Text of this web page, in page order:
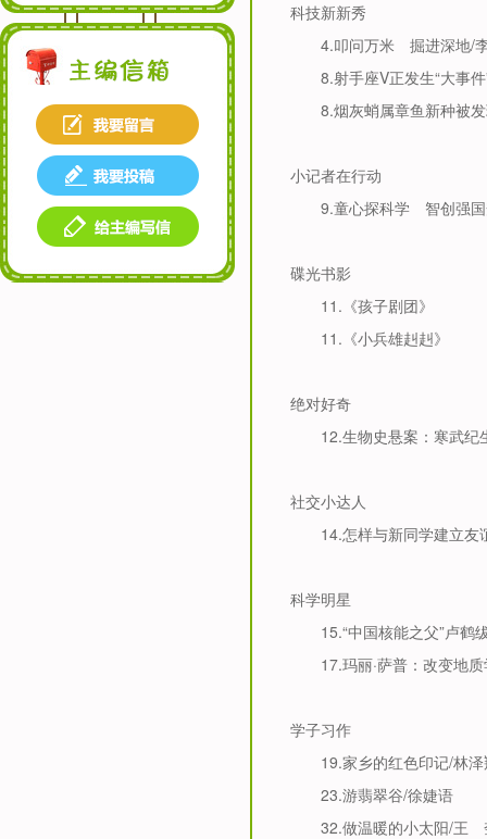
科技新新秀
4.叩问万米 掘进深地/
8.射手座V正发生“大事件
8.烟灰蛸属章鱼新种被
小记者在行动
9.童心探科学 智创强
碟光书影
11. 《孩子剧团》
11. 《小兵雄赳赳》
绝对好奇
12.生物史悬案：寒武纪
社交小达人
14.怎样与新同学建立友
科学明星
15.“中国核能之父”卢鹤
17.玛丽·萨普：改变地
学子习作
19.家乡的红色印记/林
23.游翡翠谷/徐婕语
32.做温暖的小太阳/王